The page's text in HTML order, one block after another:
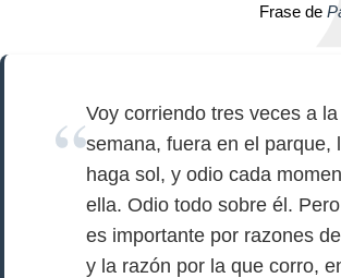
Frase de
Voy corriendo tres veces a la
semana, fuera en el parque,
haga sol, y odio cada
ella. Odio todo sobre él.
es importante por razones
y la razón por la que corro,